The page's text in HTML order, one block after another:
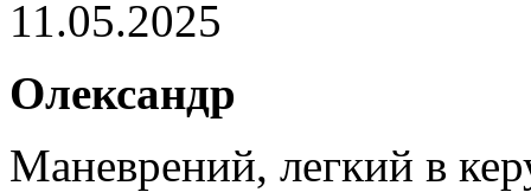
11.05.2025
Олександр
Маневрений, легкий в